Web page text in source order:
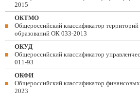
2015
ОКТМО
Общероссийский классификатор
образований ОК 033-2013
ОКУД
Общероссийский классификатор
011-93
ОКФИ
Общероссийский классификатор
2023